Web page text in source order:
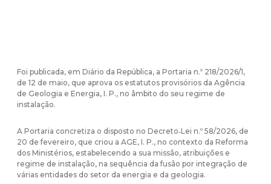
Foi publicada, em Diário da República, a Portaria n.º 218/2026/1,
de 12 de maio, que aprova os estatutos provisórios da Agência
de Geologia e Energia, I. P., no âmbito do seu regime de
instalação.
A Portaria concretiza o disposto no Decreto‑Lei n.º 58/2026, de
20 de fevereiro, que criou a AGE, I. P., no contexto da Reforma
dos Ministérios, estabelecendo a sua missão, atribuições e
regime de instalação, na sequência da fusão por integração de
várias entidades do setor da energia e da geologia.